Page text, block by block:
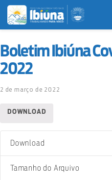
Boletim Ibiúna
2022
2 de março de 2022
DOWNLOAD
Download
Tamanho do Arquivo